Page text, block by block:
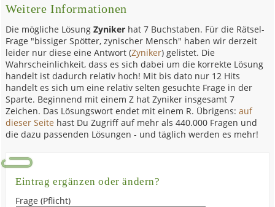
Weitere Informationen
Die mögliche LösungZyniker hat 7 Buchstaben. Für die Rätsel-
Frage "bissiger Spötter, zynischer Mensch" haben wir derzeit
leider nur diese eine Antwort (Zyniker) gelistet. Die
Wahrscheinlichkeit, dass es sich dabei um die korrekte Lösung
handelt ist dadurch relativ hoch! Mit bis dato nur 12 Hits
handelt es sich um eine relativ selten gesuchte Frage in der
Sparte. Beginnend mit einem Z hat Zyniker insgesamt 7
Zeichen. Das Lösungswort endet mit einem R. Übrigens:auf
dieser Seite hast Du Zugriff auf mehr als 440.000 Fragen und
die dazu passenden Lösungen - und täglich werden es mehr!
Eintrag ergänzen oder ändern?
Frage (Pflicht)